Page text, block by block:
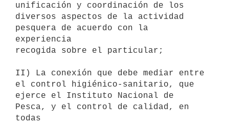
unificación y coordinación de los
diversos aspectos de la actividad
pesquera de acuerdo con la
experiencia
recogida sobre el particular;
II) La conexión que debe mediar entre
el control higiénico-sanitario, que
ejerce el Instituto Nacional de
Pesca, y el control de calidad, en
todas